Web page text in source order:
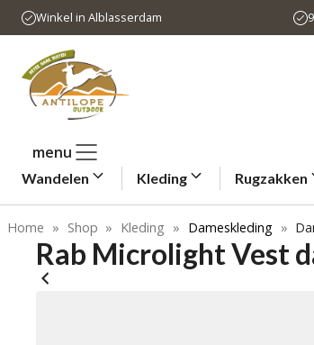
naar
inhoud
Winkel in Alblasserdam
menu
Wandelen Kleding Rugzakken
Home » Shop » Kleding » Dameskleding »
Rab Microlight Vest